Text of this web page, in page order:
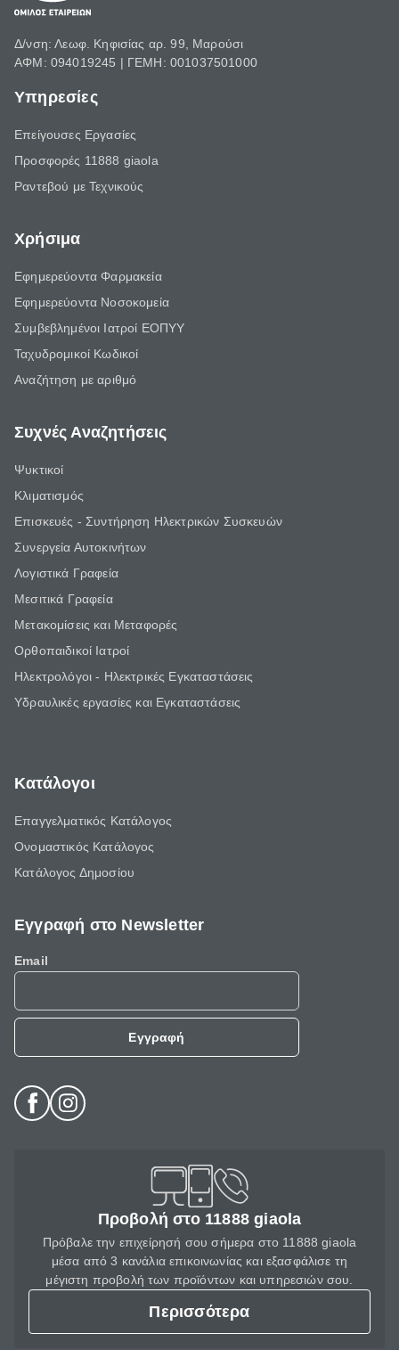
Δ/νση: Λεωφ. Κηφισίας αρ. 99, Μαρούσι
ΑΦΜ: 094019245 | ΓΕΜΗ: 001037501000
Υπηρεσίες
Επείγουσες Εργασίες
Προσφορές 11888 giaola
Ραντεβού με Τεχνικούς
Χρήσιμα
Εφημερεύοντα Φαρμακεία
Εφημερεύοντα Νοσοκομεία
Συμβεβλημένοι Ιατροί ΕΟΠΥΥ
Ταχυδρομικοί Κωδικοί
Αναζήτηση με αριθμό
Συχνές Αναζητήσεις
Ψυκτικοί
Κλιματισμός
Επισκευές - Συντήρηση Ηλεκτρικών Συσκευών
Συνεργεία Αυτοκινήτων
Λογιστικά Γραφεία
Μεσιτικά Γραφεία
Μετακομίσεις και Μεταφορές
Ορθοπαιδικοί Ιατροί
Ηλεκτρολόγοι - Ηλεκτρικές Εγκαταστάσεις
Υδραυλικές εργασίες και Εγκαταστάσεις
Κατάλογοι
Επαγγελματικός Κατάλογος
Ονομαστικός Κατάλογος
Κατάλογος Δημοσίου
Εγγραφή στο Newsletter
Email
Εγγραφή
Προβολή στο 11888 giaola
Πρόβαλε την επιχείρησή σου σήμερα στο 11888 giaola
μέσα από 3 κανάλια επικοινωνίας και εξασφάλισε τη
μέγιστη προβολή των προϊόντων και υπηρεσιών σου.
Περισσότερα